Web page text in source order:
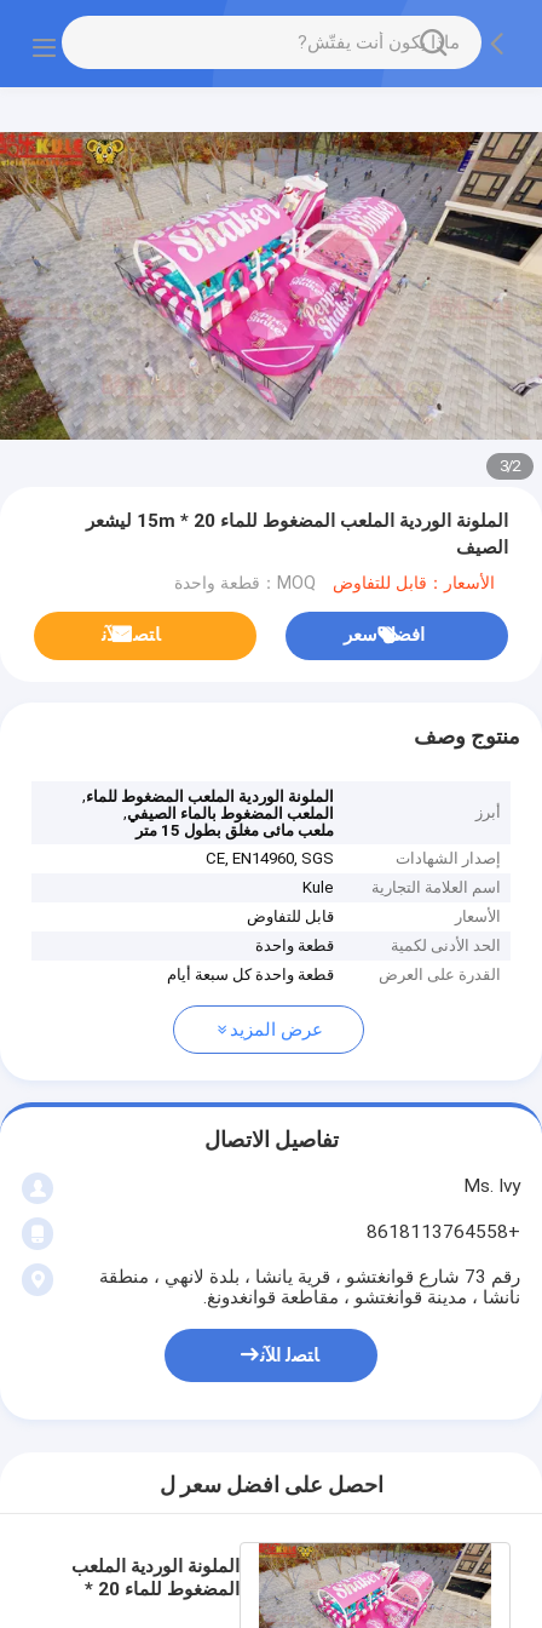
2
/
3
الملونة الوردية الملعب المضغوط للماء 20 * 15m ليشعر
الصيف
الأسعار：قابل للتفاوض MOQ：قطعة واحدة
افضل سعر ﺎﺘﺼﻟ ﺍﻶﻧ
منتوج وصف
أبرز
الملونة الوردية الملعب المضغوط للماء,
الملعب المضغوط بالماء الصيفي,
ملعب مائى مغلق بطول 15 متر
إصدار الشهادات
CE, EN14960, SGS
اسم العلامة التجارية
Kule
الأسعار
قابل للتفاوض
الحد الأدنى لكمية
قطعة واحدة
القدرة على العرض
قطعة واحدة كل سبعة أيام
عرض المزيد
تفاصيل الاتصال
Ms. Ivy
+8618113764558
رقم 73 شارع قوانغتشو ، قرية يانشا ، بلدة لانهي ، منطقة
نانشا ، مدينة قوانغتشو ، مقاطعة قوانغدونغ.
ﺎﺘﺼﻟ ﺍﻶﻧ
احصل على افضل سعر ل
الملونة الوردية الملعب
المضغوط للماء 20 *